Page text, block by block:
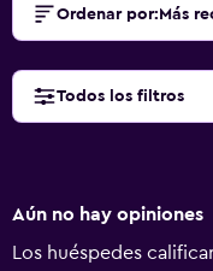
Ordenar por: Más
Todos los filtros
Aún no hay opiniones
Los huéspedes